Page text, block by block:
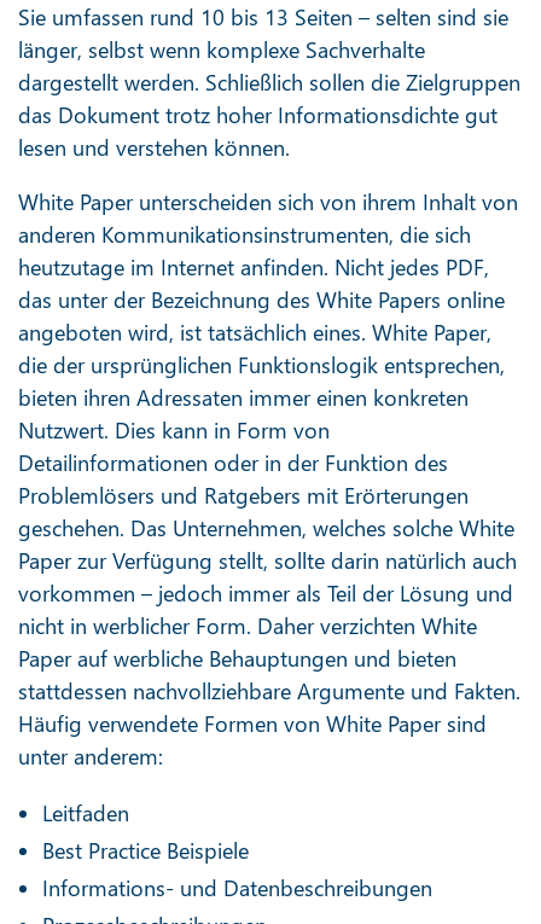
Sie umfassen rund 10 bis 13 Seiten – selten sind sie
länger, selbst wenn komplexe Sachverhalte
dargestellt werden. Schließlich sollen die Zielgruppen
das Dokument trotz hoher Informationsdichte gut
lesen und verstehen können.
White Paper unterscheiden sich von ihrem Inhalt von
anderen Kommunikationsinstrumenten, die sich
heutzutage im Internet anfinden. Nicht jedes PDF,
das unter der Bezeichnung des White Papers online
angeboten wird, ist tatsächlich eines. White Paper,
die der ursprünglichen Funktionslogik entsprechen,
bieten ihren Adressaten immer einen konkreten
Nutzwert. Dies kann in Form von
Detailinformationen oder in der Funktion des
Problemlösers und Ratgebers mit Erörterungen
geschehen. Das Unternehmen, welches solche White
Paper zur Verfügung stellt, sollte darin natürlich auch
vorkommen – jedoch immer als Teil der Lösung und
nicht in werblicher Form. Daher verzichten White
Paper auf werbliche Behauptungen und bieten
stattdessen nachvollziehbare Argumente und Fakten.
Häufig verwendete Formen von White Paper sind
unter anderem:
Leitfaden
Best Practice Beispiele
Informations- und Datenbeschreibungen